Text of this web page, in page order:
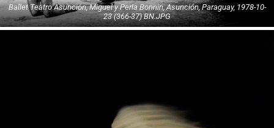
Ballet Teatro Asunción, Miguel y Perla Bonnin, Asunción, Paraguay, 1978-10-
23 (366-37) BN.JPG